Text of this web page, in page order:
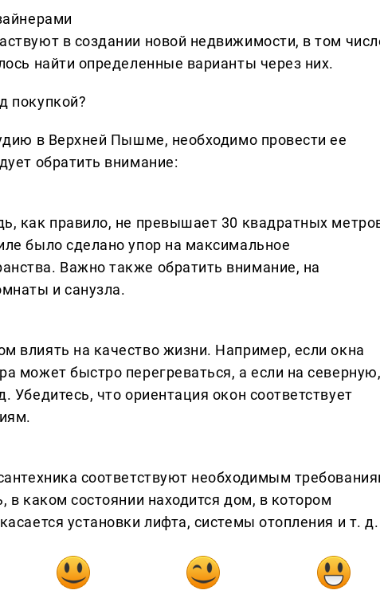
в создании новой недвижимости, в том
найти определенные варианты через них.
покупкой?
в Верхней Пышме, необходимо провести ее
обратить внимание:
как правило, не превышает 30 квадратных
было сделано упор на максимальное
Важно также обратить внимание, на
и санузла.
влиять на качество жизни. Например, если окна
может быстро перегреваться, а если на северную,
Убедитесь, что ориентация окон соответствует
соответствуют необходимым
в каком состоянии находится дом, в котором
установки лифта, системы отопления и т. д.